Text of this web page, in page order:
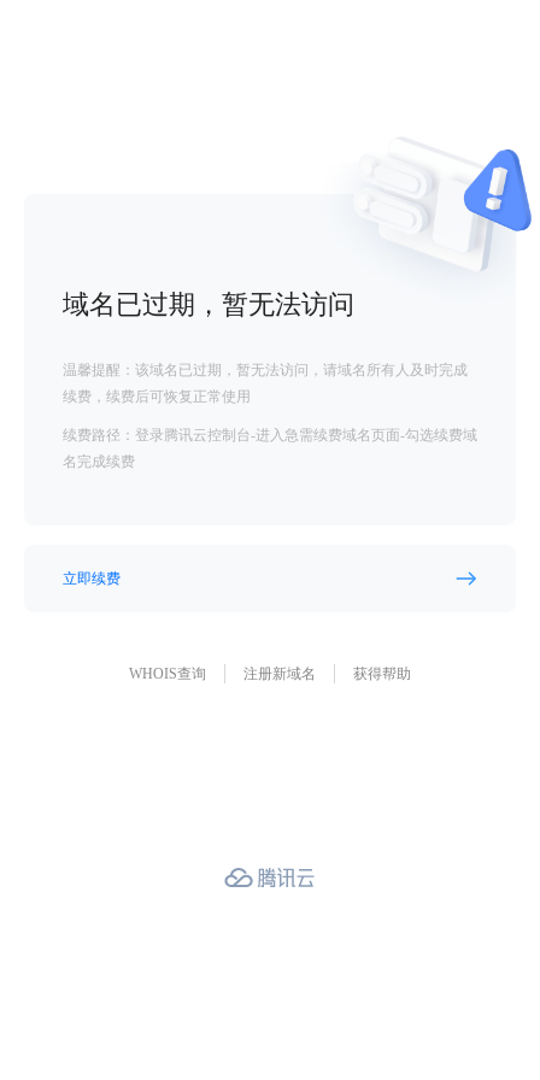
域名已过期，暂无法访问
温馨提醒：该域名已过期，暂无法访问，请域名所有人及时完成
续费，续费后可恢复正常使用
续费路径：登录腾讯云控制台-进入急需续费域名页面-勾选续费域
名完成续费
立即续费
WHOIS查询 注册新域名 获得帮助